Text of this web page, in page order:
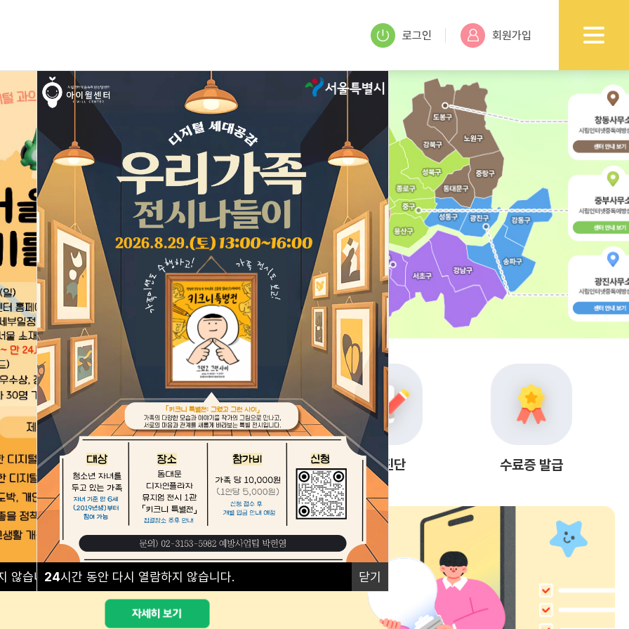
않습니다. 닫기
24시간 동안 다시 열람하지 않습니다. 닫기
로그인 회원가입
예방교육 안내 프로그램 안내 자가진단 수료증 발급